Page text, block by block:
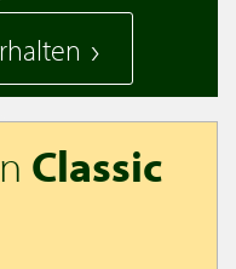
Classic